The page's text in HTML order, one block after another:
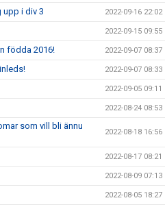
upp i div 3 2022-09-16 22:02
2022-09-15 09:55
födda 2016! 2022-09-07 08:37
2022-09-07 08:33
2022-09-05 09:11
2022-08-24 08:53
som vill bli ännu
2022-08-18 16:56
2022-08-17 08:21
2022-08-09 07:13
2022-08-05 18:27